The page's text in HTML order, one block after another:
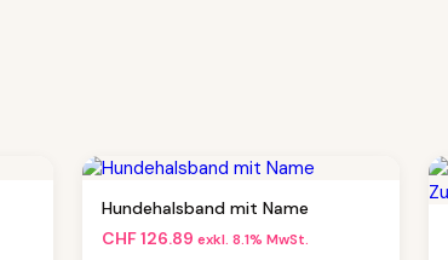
Hundehalsband mit Name
CHF126.89 exkl. 8.1% MwSt.